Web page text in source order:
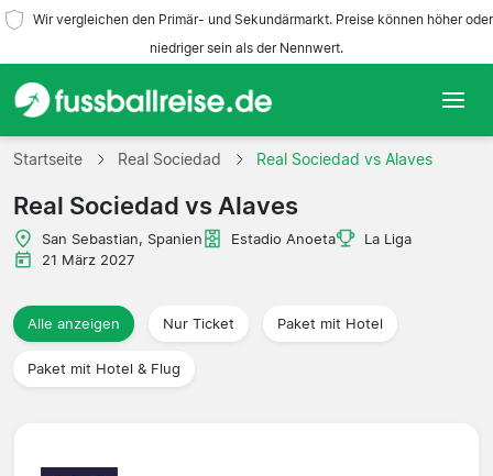
Wir vergleichen den Primär- und Sekundärmarkt. Preise können höher oder
niedriger sein als der Nennwert.
Startseite
Mannschaften
Ligen
Reisebüros
Startseite Real Sociedad Real Sociedad vs Alaves
Real Sociedad vs Alaves
San Sebastian, Spanien Estadio Anoeta
La Liga
21 März 2027
Alle anzeigen Nur Ticket Paket mit Hotel
Paket mit Hotel & Flug